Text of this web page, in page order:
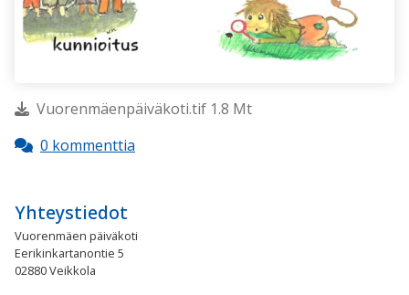
Vuorenmäenpäiväkoti.tif 1.8 Mt
0 kommenttia
Yhteystiedot
Vuorenmäen päiväkoti
Eerikinkartanontie 5
02880 Veikkola